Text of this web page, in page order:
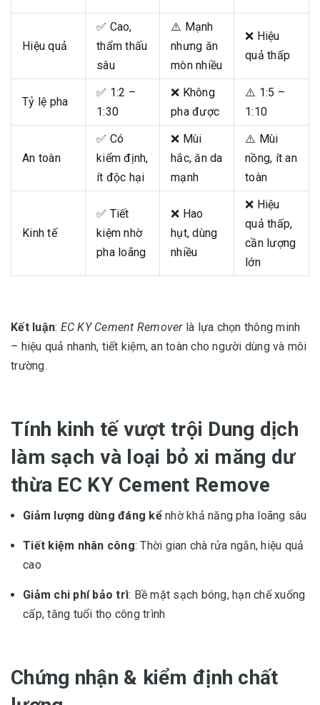
Hiệu quả
✅ Cao,
thẩm thấu
sâu
⚠️ Mạnh
nhưng ăn
mòn nhiều
❌ Hiệu
quả thấp
Tỷ lệ pha
✅ 1:2 –
1:30
❌ Không
pha được
⚠️ 1:5 –
1:10
An toàn
✅ Có
kiểm định,
ít độc hại
❌ Mùi
hắc, ăn da
mạnh
⚠️ Mùi
nồng, ít an
toàn
Kinh tế
✅ Tiết
kiệm nhờ
pha loãng
❌ Hao
hụt, dùng
nhiều
❌ Hiệu
quả thấp,
cần lượng
lớn
Kết luận: EC KY Cement Removerlà lựa chọn thông minh
– hiệu quả nhanh, tiết kiệm, an toàn cho người dùng và môi
trường.
Tính kinh tế vượt trội Dung dịch
làm sạch và loại bỏ xi măng dư
thừa EC KY Cement Remove
Giảm lượng dùng đáng kểnhờ khả năng pha loãng sâu
Tiết kiệm nhân công: Thời gian chà rửa ngắn, hiệu quả
cao
Giảm chi phí bảo trì: Bề mặt sạch bóng, hạn chế xuống
cấp, tăng tuổi thọ công trình
Chứng nhận & kiểm định chất